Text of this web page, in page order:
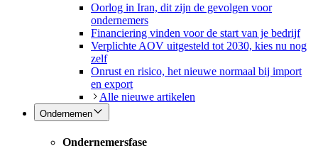
Oorlog in Iran, dit zijn de gevolgen voor
ondernemers
Financiering vinden voor de start van je bedrijf
Verplichte AOV uitgesteld tot 2030, kies nu nog
zelf
Onrust en risico, het nieuwe normaal bij import
en export
Alle nieuwe artikelen
Ondernemen
Ondernemersfase